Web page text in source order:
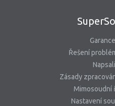
Řešení
Zásady
Mimosoudní
Nastavení